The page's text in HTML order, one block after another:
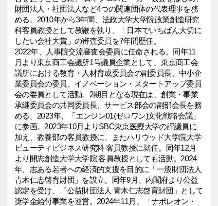
財団法人・社団法人など4つの関連団体の代表理事を務
める。2010年から3年間、法政大学大学院政策創造研究
科客員教授として教鞭を執り、「日本でいちばん大切に
したい会社大賞」の審査委員を7年間歴任。
2022年、人事院交流審査会委員に任命される。同年11
月より東京商工会議所1号議員企業として、東京商工会
議所における教育・人材育成委員会の副委員長、中小企
業委員会の委員、イノベーション・スタートアップ委員
会の委員として活動。2期目となる現在は、創業・事業
承継委員会の共同委員長、サービス部会の副部会長を務
める。2023年、「エンジン01(ゼロワン)文化戦略会議」
に参画。2023年10月よりSBC東京医療大学の評議員に
加え、教養部の客員教授に、またハリウッド大学院大学
ビューティビジネス研究科 客員教授に就任。同年12月
より開志創造大学大学院 客員教授としても活動。2024
年、志ある若者への経済的支援を目的に「一般財団法人
青木仁志啓育財団」を設立。同年9月、内閣府より公益
認定を受け、「公益財団法人 青木仁志啓育財団」として
奨学金給付事業を運営。2024年11月、「ナポレオン・